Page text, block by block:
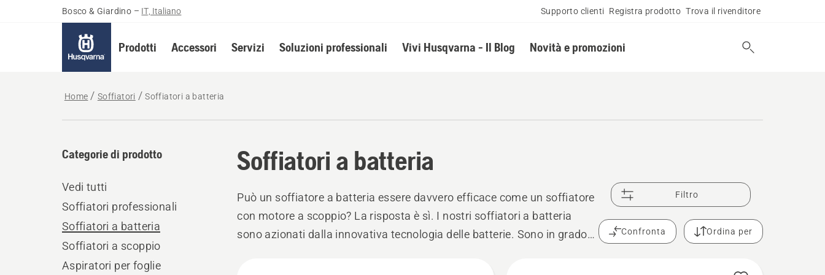
Bosco & Giardino – IT, Italiano Supporto clienti Registra prodotto Trova il rivenditore
Prodotti Accessori Servizi Soluzioni professionali Vivi Husqvarna - Il Blog Novità e promozioni
Home Soffiatori Soffiatori a batteria
Soffiatori a batteria
Categorie di prodotto
Vedi tutti
Soffiatori professionali
Soffiatori a batteria
Soffiatori a scoppio
Aspiratori per foglie
Può un soffiatore a batteria essere davvero efficace come un soffiatore
con motore a scoppio? La risposta è sì. I nostri soffiatori a batteria
sono azionati dalla innovativa tecnologia delle batterie. Sono in grado
Filtro
Confronta Ordina per